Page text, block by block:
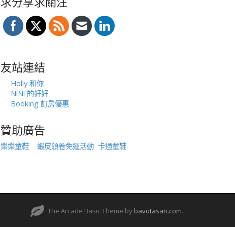
友站連結
Holly 和你
NiNi 的好好
Booking 訂房優惠
贊助廣告
樂樂童鞋 蝦皮領卷免運活動 卡通童鞋
The Arcade Basic Theme by bavotasan.com.